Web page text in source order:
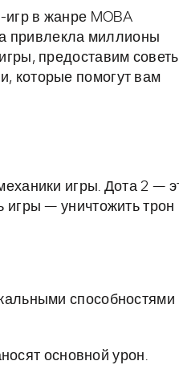
в жанре MOBA
привлекла миллионы
предоставим
которые помогут вам
игры. Дота 2 —
игры — уничтожить трон
способностями
основной урон.